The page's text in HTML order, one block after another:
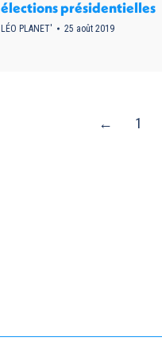
élections présidentielles
LÉO PLANET' 25 août 2019
← 1